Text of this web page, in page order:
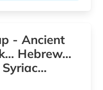
automatische sprachproduktion (1)
Hebrew...